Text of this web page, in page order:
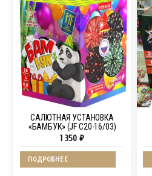
САЛЮТНАЯ УСТАНОВКА
«БАМБУК» (JF C20-16/03)
1 350₽
ПОДРОБНЕЕ